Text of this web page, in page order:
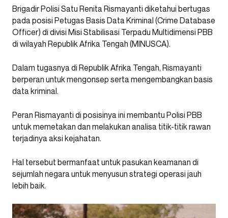
Brigadir Polisi Satu Renita Rismayanti diketahui bertugas
pada posisi Petugas Basis Data Kriminal (Crime Database
Officer) di divisi Misi Stabilisasi Terpadu Multidimensi PBB
di wilayah Republik Afrika Tengah (MINUSCA).
Dalam tugasnya di Republik Afrika Tengah, Rismayanti
berperan untuk mengonsep serta mengembangkan basis
data kriminal.
Peran Rismayanti di posisinya ini membantu Polisi PBB
untuk memetakan dan melakukan analisa titik-titik rawan
terjadinya aksi kejahatan.
Hal tersebut bermanfaat untuk pasukan keamanan di
sejumlah negara untuk menyusun strategi operasi jauh
lebih baik.